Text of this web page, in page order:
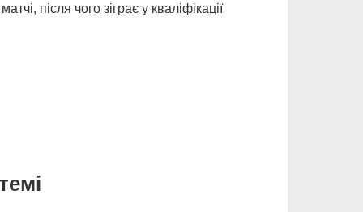
після чого зіграє у кваліфікації